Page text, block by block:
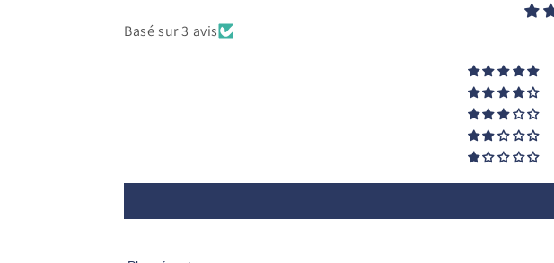
Basé sur 3 avis